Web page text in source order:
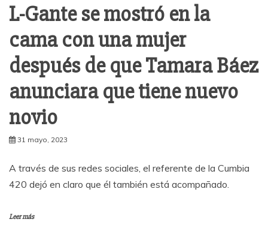
L-Gante se mostró en la
cama con una mujer
después de que Tamara Báez
anunciara que tiene nuevo
novio
31 mayo, 2023
A través de sus redes sociales, el referente de la Cumbia
420 dejó en claro que él también está acompañado.
Leer más